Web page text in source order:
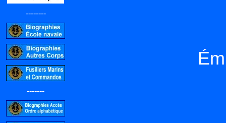
--------
-------